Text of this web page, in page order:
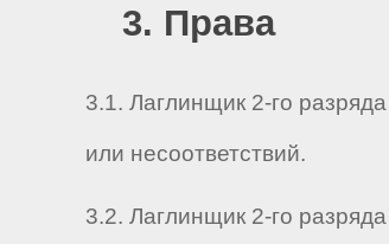
3. Права
3.1. Лаглинщик 2-го
или несоответствий.
3.2. Лаглинщик 2-го